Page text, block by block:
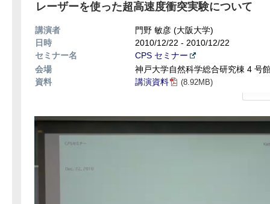
レーザーを使った超高速度衝突実験について
講演者
門野 敏彦 (大阪大学)
日時
2010/12/22 - 2010/12/22
セミナー名
CPS セミナー
会場
神戸大学自然科学総合研究棟 4 号
資料
講演資料 (8.92MB)